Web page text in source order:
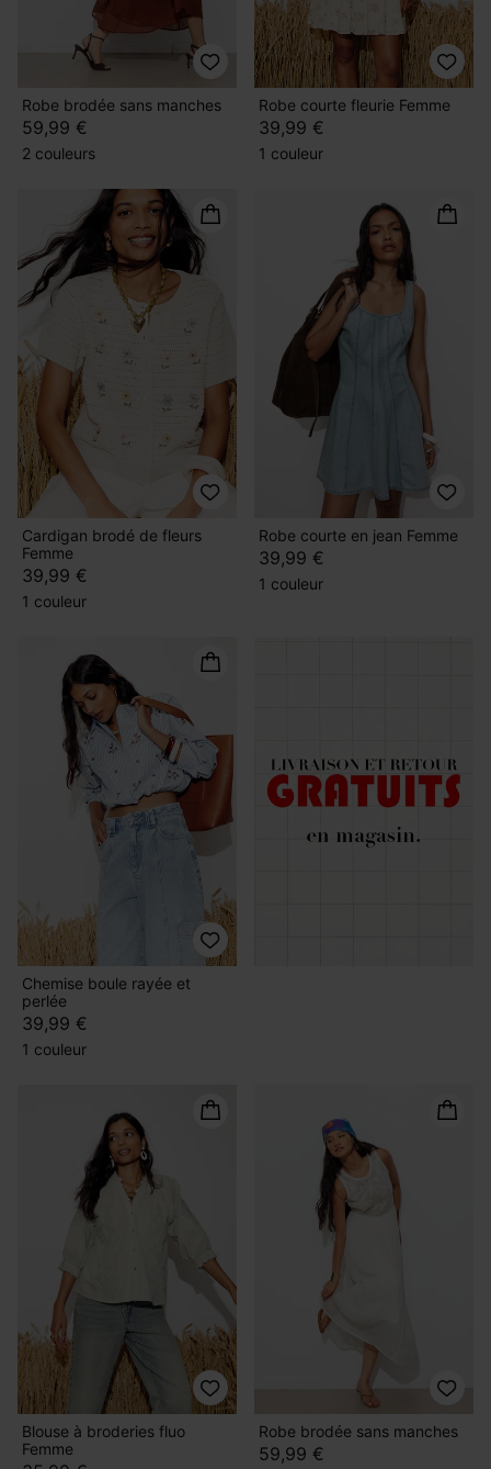
Robe brodée sans manches
59,99 €
2 couleurs
Robe courte fleurie Femme
39,99 €
1 couleur
Cardigan brodé de fleurs
Femme
39,99 €
1 couleur
Robe courte en jean Femme
39,99 €
1 couleur
Chemise boule rayée et
perlée
39,99 €
1 couleur
Blouse à broderies fluo
Femme
Robe brodée sans manches
59,99 €